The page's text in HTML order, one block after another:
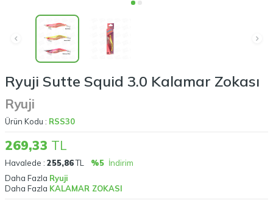
Ryuji Sutte Squid 3.0 Kalamar Zokası
Ryuji
Ürün Kodu : RSS30
269,33 TL
Havalede : 255,86TL %5 İndirim
Daha Fazla Ryuji
Daha Fazla KALAMAR ZOKASI